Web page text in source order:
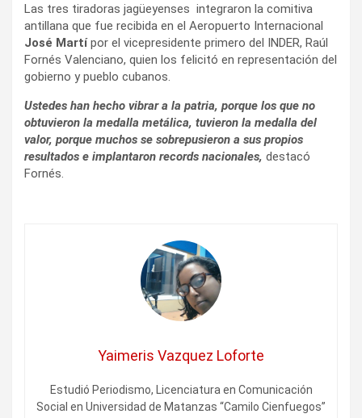
Las tres tiradoras jagüeyenses integraron la comitiva
antillana que fue recibida en el Aeropuerto Internacional
José Martípor el vicepresidente primero del INDER, Raúl
Fornés Valenciano, quien los felicitó en representación del
gobierno y pueblo cubanos.
Ustedes han hecho vibrar a la patria, porque los que no
obtuvieron la medalla metálica, tuvieron la medalla del
valor, porque muchos se sobrepusieron a sus propios
resultados e implantaron records nacionales, destacó
Fornés.
Yaimeris Vazquez Loforte
Estudió Periodismo, Licenciatura en Comunicación
Social en Universidad de Matanzas “Camilo Cienfuegos”